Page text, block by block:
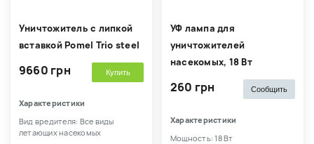
Уничтожитель с липкой
вставкой Pomel Trio steel
9660 грн Купить
Характеристики
Вид вредителя: Все виды
летающих насекомых
УФ лампа для
уничтожителей
насекомых, 18 Вт
260 грн Сообщить
Характеристики
Мощность: 18 Вт